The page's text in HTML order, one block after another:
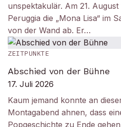
unspektakulär. Am 21. August
Peruggia die „Mona Lisa“ im
von der Wand ab. Er…
ZEITPUNKTE
Abschied von der Bühne
17. Juli 2026
Kaum jemand konnte an
Montagabend ahnen, dass
Popgeschichte zu Ende